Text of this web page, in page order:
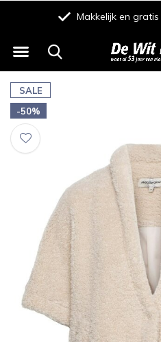
Makkelijk en
SALE
-50%